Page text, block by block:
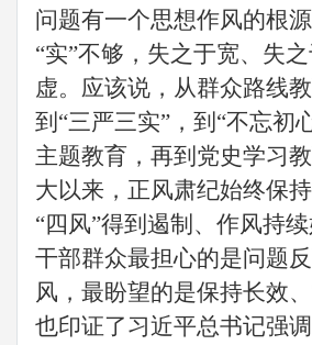
问题有一个思想作风的根
“实”不够，失之于宽、失
虚。应该说，从群众路线
到“三严三实”，到“不忘初
主题教育 ， 再到党史学习
大以来，正风肃纪始终保
“四风”得到遏制、作风持
干部群众最担心的是问题
风，最盼望的是保持长效
也印证了习近平总书记强